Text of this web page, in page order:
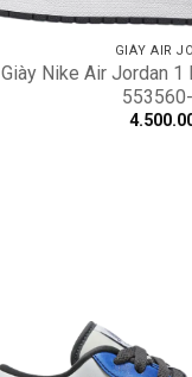
GIÀY AIR
Giày Nike Air Jordan 1